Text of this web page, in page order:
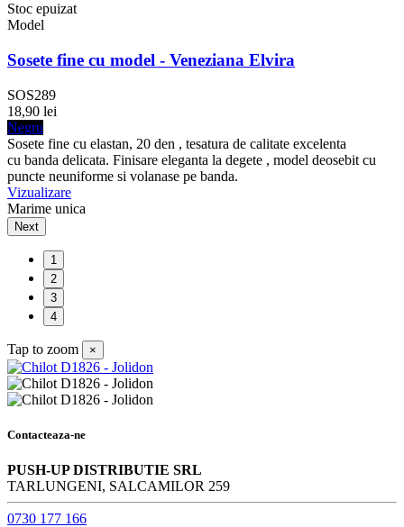
Stoc epuizat
Model
Sosete fine cu model - Veneziana Elvira
SOS289
18,90 lei
Negru
Sosete fine cu elastan, 20 den , tesatura de calitate excelenta
cu banda delicata. Finisare eleganta la degete , model deosebit cu
puncte neuniforme si volanase pe banda.
Vizualizare
Marime unica
Next
1
2
3
4
Tap to zoom ×
Contacteaza-ne
PUSH-UP DISTRIBUTIE SRL
TARLUNGENI, SALCAMILOR 259
0730 177 166